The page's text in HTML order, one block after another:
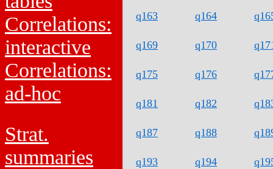
Correlations:
interactive
Correlations:
ad-hoc
Strat.
summaries
q163 q164
q169 q170
q175 q176
q181 q182
q187 q188
q193 q194